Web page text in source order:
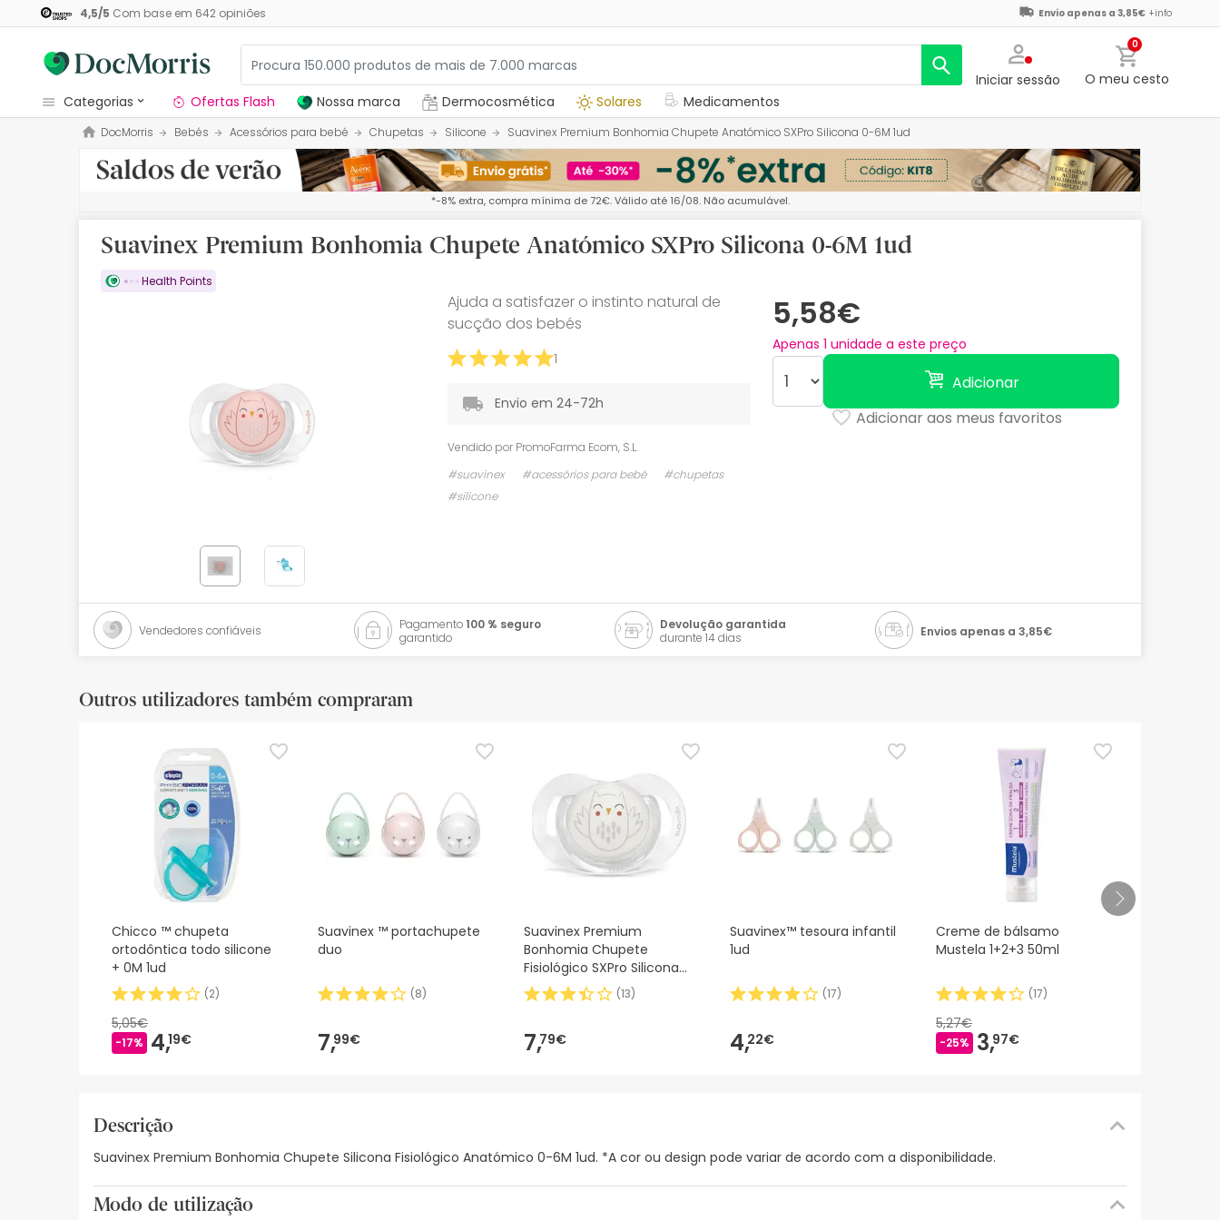
4,5/5 Com base em 642opiniões Envio apenas a 3,85€ +info
Iniciar sessão
0
O meu cesto
categorias
Dermocosmetica
Nossa marca
Medicamentos
Cosmética
Promoções
Mais vendidos
Ofertas Flash Nossa marca Dermocosmética Solares Medicamentos
DocMorris Bebés Acessórios para bebé Chupetas Silicone Suavinex Premium Bonhomia Chupete Anatómico SXPro Silicona 0-6M 1ud
*-8% extra, compra mínima de 72€. Válido até 16/08. Não acumulável.
Suavinex Premium Bonhomia Chupete Anatómico SXPro Silicona 0-6M 1ud
Health Points
5,58€
Apenas 1 unidade a este preço
Adicionar
Adicionar aos meus favoritos
Ajuda a satisfazer o instinto natural de
sucção dos bebés
1
Envio em 24-72h
Vendido por PromoFarma Ecom, S.L.
#suavinex
#acessórios para bebé
#chupetas
#silicone
Vendedores confiáveis Pagamento100 % seguro
garantido
Devolução garantida
durante 14 dias
Envios apenas a 3,85€
Outros utilizadores também compraram
Chicco ™ chupeta
ortodôntica todo silicone
+ 0M 1ud
(2)
5,05€
-17% 4,19€
Suavinex ™ portachupete
duo
(8)
7,99€
Suavinex Premium
Bonhomia Chupete
Fisiológico SXPro Silicona
0-6M 1ud
(13)
7,79€
Suavinex™ tesoura infantil
1ud
(17)
4,22€
Creme de bálsamo
Mustela 1+2+3 50ml
(17)
5,27€
-25% 3,97€
Descrição
Suavinex Premium Bonhomia Chupete Silicona Fisiológico Anatómico 0-6M 1ud. *A cor ou design pode variar de acordo com a disponibilidade.
Modo de utilização